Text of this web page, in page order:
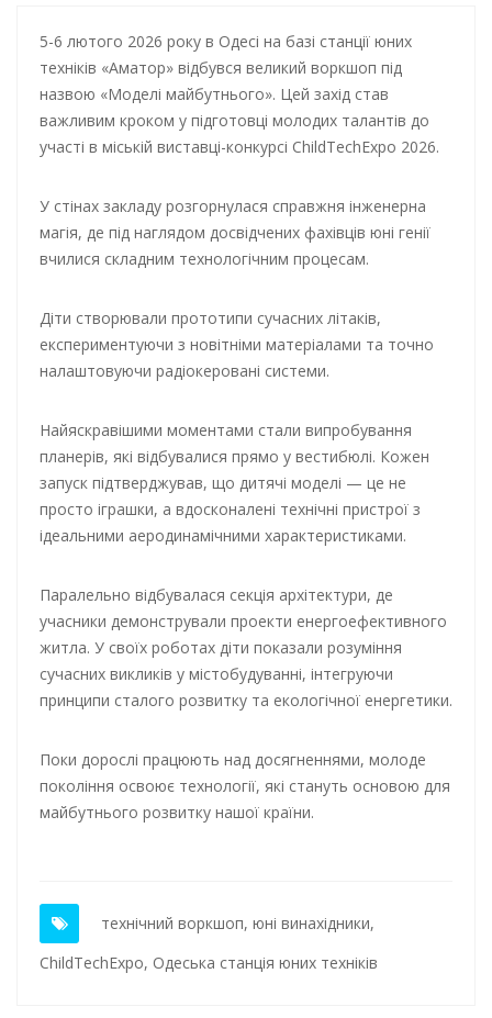
5-6 лютого 2026 року в Одесі на базі станції юних
техніків «Аматор» відбувся великий воркшоп під
назвою «Моделі майбутнього». Цей захід став
важливим кроком у підготовці молодих талантів до
участі в міській виставці-конкурсі ChildTechExpo 2026.
У стінах закладу розгорнулася справжня інженерна
магія, де під наглядом досвідчених фахівців юні генії
вчилися складним технологічним процесам.
Діти створювали прототипи сучасних літаків,
експериментуючи з новітніми матеріалами та точно
налаштовуючи радіокеровані системи.
Найяскравішими моментами стали випробування
планерів, які відбувалися прямо у вестибюлі. Кожен
запуск підтверджував, що дитячі моделі — це не
просто іграшки, а вдосконалені технічні пристрої з
ідеальними аеродинамічними характеристиками.
Паралельно відбувалася секція архітектури, де
учасники демонстрували проекти енергоефективного
житла. У своїх роботах діти показали розуміння
сучасних викликів у містобудуванні, інтегруючи
принципи сталого розвитку та екологічної енергетики.
Поки дорослі працюють над досягненнями, молоде
покоління освоює технології, які стануть основою для
майбутнього розвитку нашої країни.
технічний воркшоп, юні винахідники,
ChildTechExpo, Одеська станція юних техніків